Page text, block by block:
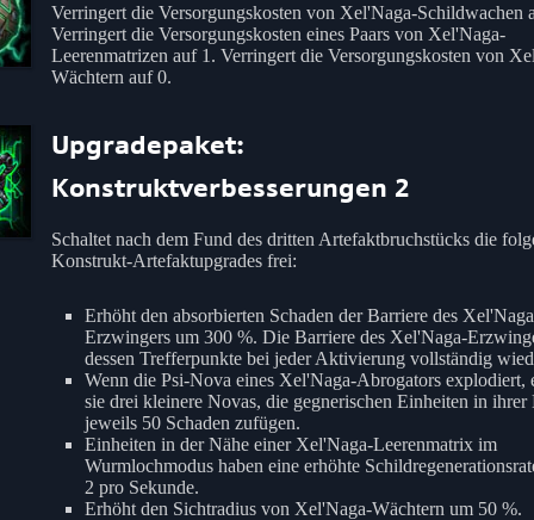
Verringert die Versorgungskosten von Xel'Naga-Schildwachen
Verringert die Versorgungskosten eines Paars von Xel'Naga-
Leerenmatrizen auf 1. Verringert die Versorgungskosten von
Wächtern auf 0.
Upgradepaket:
Konstruktverbesserungen 2
Schaltet nach dem Fund des dritten Artefaktbruchstücks die
Konstrukt-Artefaktupgrades frei:
Erhöht den absorbierten Schaden der Barriere des
Erzwingers um 300 %. Die Barriere des Xel'Naga-
dessen Trefferpunkte bei jeder Aktivierung vollständig
Wenn die Psi-Nova eines Xel'Naga-Abrogators explodiert,
sie drei kleinere Novas, die gegnerischen Einheiten in ihrer
jeweils 50 Schaden zufügen.
Einheiten in der Nähe einer Xel'Naga-Leerenmatrix im
Wurmlochmodus haben eine erhöhte
2 pro Sekunde.
Erhöht den Sichtradius von Xel'Naga-Wächtern um 50 %.